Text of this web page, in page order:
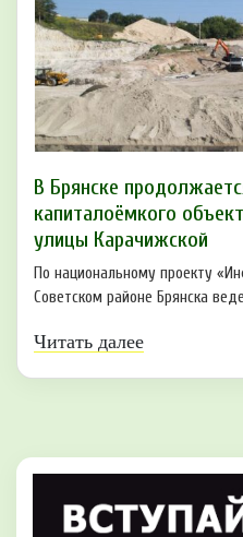
В Брянске
капиталоёмкого
улицы Карачижской
По национальному проекту
Советском районе Брянска
Читать далее